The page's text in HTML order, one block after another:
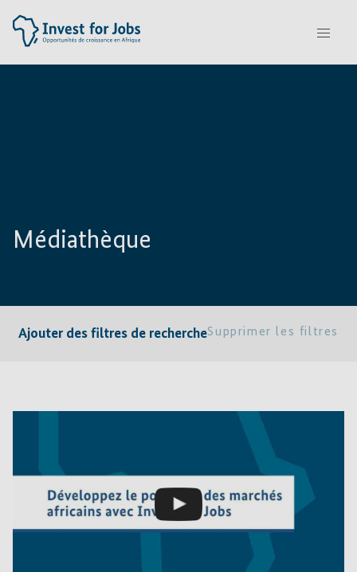
Médiathèque
Ajouter des filtres de rechercheSupprimer les filtres